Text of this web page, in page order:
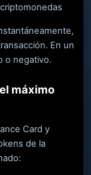
En un
o negativo.
máximo
Card y
de la